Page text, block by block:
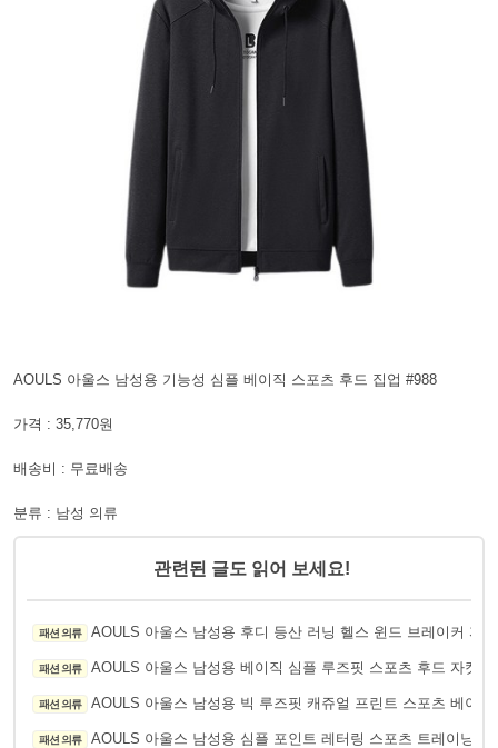
AOULS 아울스 남성용 기능성 심플 베이직 스포츠 후드 집업 #988
가격 : 35,770원
배송비 : 무료배송
분류 : 남성 의류
관련된 글도 읽어 보세요!
패션 의류 AOULS 아울스 남성용 후디 등산 러닝 헬스 윈드 브레이커 자
패션 의류 AOULS 아울스 남성용 베이직 심플 루즈핏 스포츠 후드 자켓
패션 의류 AOULS 아울스 남성용 빅 루즈핏 캐쥬얼 프린트 스포츠 베이스
패션 의류 AOULS 아울스 남성용 심플 포인트 레터링 스포츠 트레이닝 세